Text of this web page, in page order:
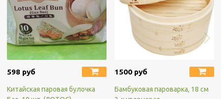
598 руб
Китайская паровая булочка
1500 руб
Бамбуковая пароварка, 18 см